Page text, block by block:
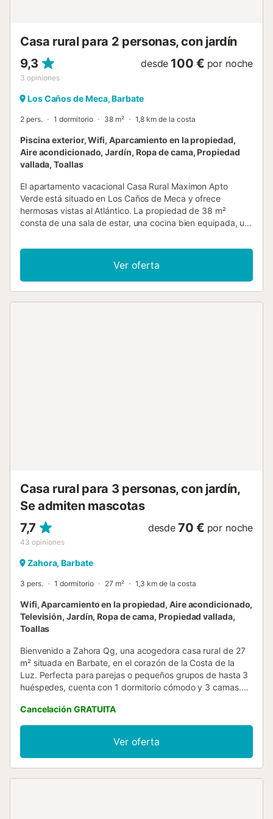
Casa rural para 2 personas, con jardín
9,3
3 opiniones
desde 100 € por noche
Los Caños de Meca, Barbate
2 pers. 1 dormitorio 38 m² 1,8 km de la costa
Piscina exterior, Wifi, Aparcamiento en la propiedad,
Aire acondicionado, Jardín, Ropa de cama, Propiedad
vallada, Toallas
El apartamento vacacional Casa Rural Maximon Apto
Verde está situado en Los Caños de Meca y ofrece
hermosas vistas al Atlántico. La propiedad de 38 m²
consta de una sala de estar, una cocina bien equipada, un
No es adecuado para niños. Entre los servicios adicionales
se incluyen Wi-Fi de alta velocidad (apto para
videollamadas) y aire acondicionado. La propiedad ofrece
acceso a un espacio exterior compartido que incluye una
Ver oferta
Casa rural para 3 personas, con jardín,
Se admiten mascotas
7,7
43 opiniones
desde 70 € por noche
Zahora, Barbate
3 pers. 1 dormitorio 27 m² 1,3 km de la costa
Wifi, Aparcamiento en la propiedad, Aire acondicionado,
Televisión, Jardín, Ropa de cama, Propiedad vallada,
Toallas
Bienvenido a Zahora Qg, una acogedora casa rural de 27
m² situada en Barbate, en el corazón de la Costa de la
Luz. Perfecta para parejas o pequeños grupos de hasta 3
huéspedes, cuenta con 1 dormitorio cómodo y 3 camas.
acondicionado para garantizar tu confort durante todo el
año. La tranquilidad del entorno natural te invita a
desconectar y recargar energías. La propiedad se
encuentra a pocos minutos de las playas vírgenes de
Zahora y del icónico Faro de Cabo Trafalgar, en pleno
Cancelación GRATUITA
Ver oferta